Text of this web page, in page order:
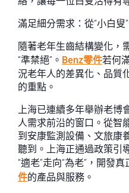
滿足細分需求：從“小白叟
隨著老年生齒結構變化，
“準禁絕”。 Benz零件若何
況老年人的差異化、品質
的重點。
上海已連續多年舉辦老博
人需求前沿的窗口。從智
到安康監測設備、文旅康
聽到。上海正通過政策引
“適老”走向“為老”，開發
件的產品與服務。